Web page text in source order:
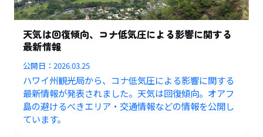
天気は回復傾向、コナ低気圧による影響に関する
最新情報
公開日：2026.03.25
ハワイ州観光局から、コナ低気圧による影響に関する
最新情報が発表されました。天気は回復傾向。オアフ
島の避けるべきエリア・交通情報などの情報を公開し
ています。